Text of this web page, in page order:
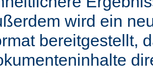
wird ein
bereitgestellt,